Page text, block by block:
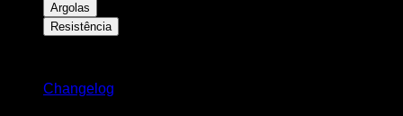
Argolas
Resistência
Changelog